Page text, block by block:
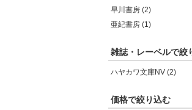
早川書房 (2)
亜紀書房 (1)
雑誌・レーベルで絞
ハヤカワ文庫NV (2)
価格で絞り込む